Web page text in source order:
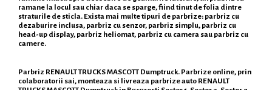
ramane la locul sau chiar daca se sparge, fiind tinut de folia dintre
straturile de sticla. Exista mai multe tipuri de parbrize: parbriz cu
dezaburire inclusa, parbriz cu senzor, parbriz simplu, parbriz cu
head-up display, parbriz heliomat, parbriz cu camera sau parbriz cu
camere.
Parbriz RENAULT TRUCKS MASCOTT Dumptruck. Parbrize online, prin
colaboratorii sai, monteaza si livreaza parbrize auto RENAULT